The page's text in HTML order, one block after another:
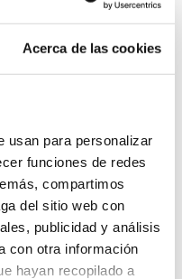
Acerca de las cookies
usan para personalizar
funciones de redes
compartimos
del sitio web con
publicidad y análisis
con otra información
hayan recopilado a
les règles et la